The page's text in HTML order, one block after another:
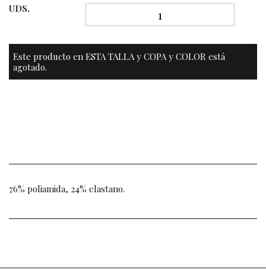
UDS.
Este producto en ESTA TALLA y COPA y COLOR está
agotado.
76% poliamida, 24% elastano.